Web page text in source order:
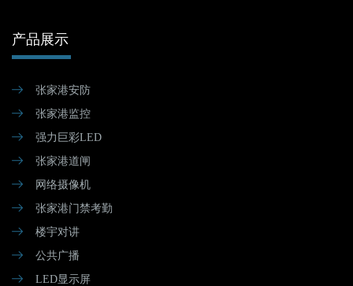
产品展示
张家港安防
张家港监控
强力巨彩LED
张家港道闸
网络摄像机
张家港门禁考勤
楼宇对讲
公共广播
LED显示屏